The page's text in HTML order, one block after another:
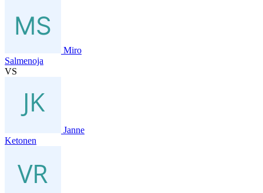
Miro
Salmenoja
VS
Janne
Ketonen